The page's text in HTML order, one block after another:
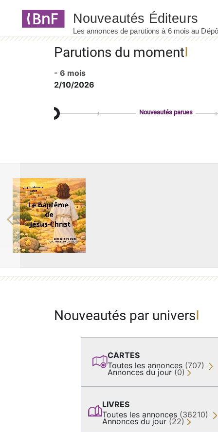
Parutions du moment
- 6 mois
2/10/2026
Nouveautés parues
Previous
Nouveautés par univers
CARTES
Toutes les annonces (707)
Annonces du jour (0)
LIVRES
Toutes les annonces (36210)
Annonces du jour (22)